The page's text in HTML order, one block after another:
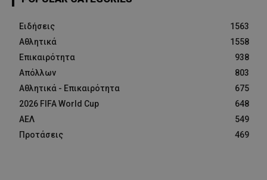
Ειδήσεις
1563
Αθλητικά
1558
Επικαιρότητα
938
Απόλλων
803
Αθλητικά - Επικαιρότητα
675
2026 FIFA World Cup
648
ΑΕΛ
549
Προτάσεις
469